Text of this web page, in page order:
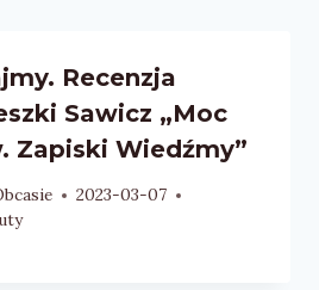
Recenzja
Sawicz „Moc
Zapiski Wiedźmy”
2023-03-07